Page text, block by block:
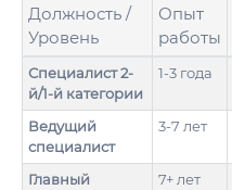
Должность /
Уровень
Опыт
работы
Специалист 2-
й/1-й категории
1-3 года
Ведущий
специалист
3-7 лет
Главный
7+ лет